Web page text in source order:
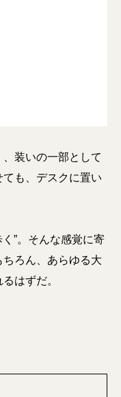
装いの一部として
も、デスクに置い
”。そんな感覚に寄
ろん、あらゆる大
はずだ。